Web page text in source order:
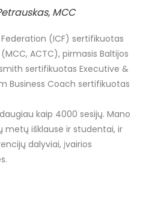
MCC
(ICF) sertifikuotas
ACTC), pirmasis Baltijos
sertifikuotas Executive &
Business Coach sertifikuotas
kaip 4000 sesijų. Mano
išklausė ir studentai, ir
dalyviai, įvairios